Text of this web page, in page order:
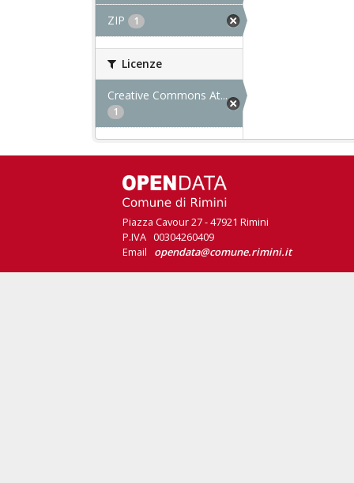
ZIP 1
Licenze
Creative Commons At...
1
Piazza Cavour 27 - 47921 Rimini
P.IVA 00304260409
Email opendata@comune.rimini.it